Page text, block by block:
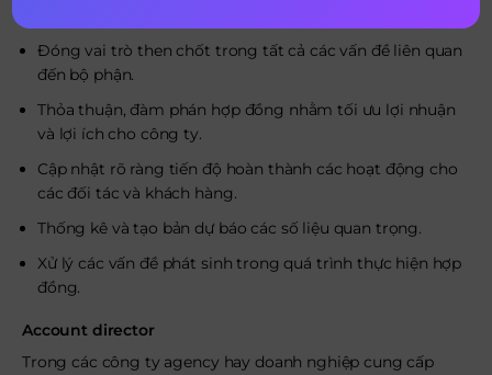
Đóng vai trò then chốt trong tất cả các vấn đề liên quan
đến bộ phận.
Thỏa thuận, đàm phán hợp đồng nhằm tối ưu lợi nhuận
và lợi ích cho công ty.
Cập nhật rõ ràng tiến độ hoàn thành các hoạt động cho
các đối tác và khách hàng.
Thống kê và tạo bản dự báo các số liệu quan trọng.
Xử lý các vấn đề phát sinh trong quá trình thực hiện hợp
đồng.
Account director
Trong các công ty agency hay doanh nghiệp cung cấp